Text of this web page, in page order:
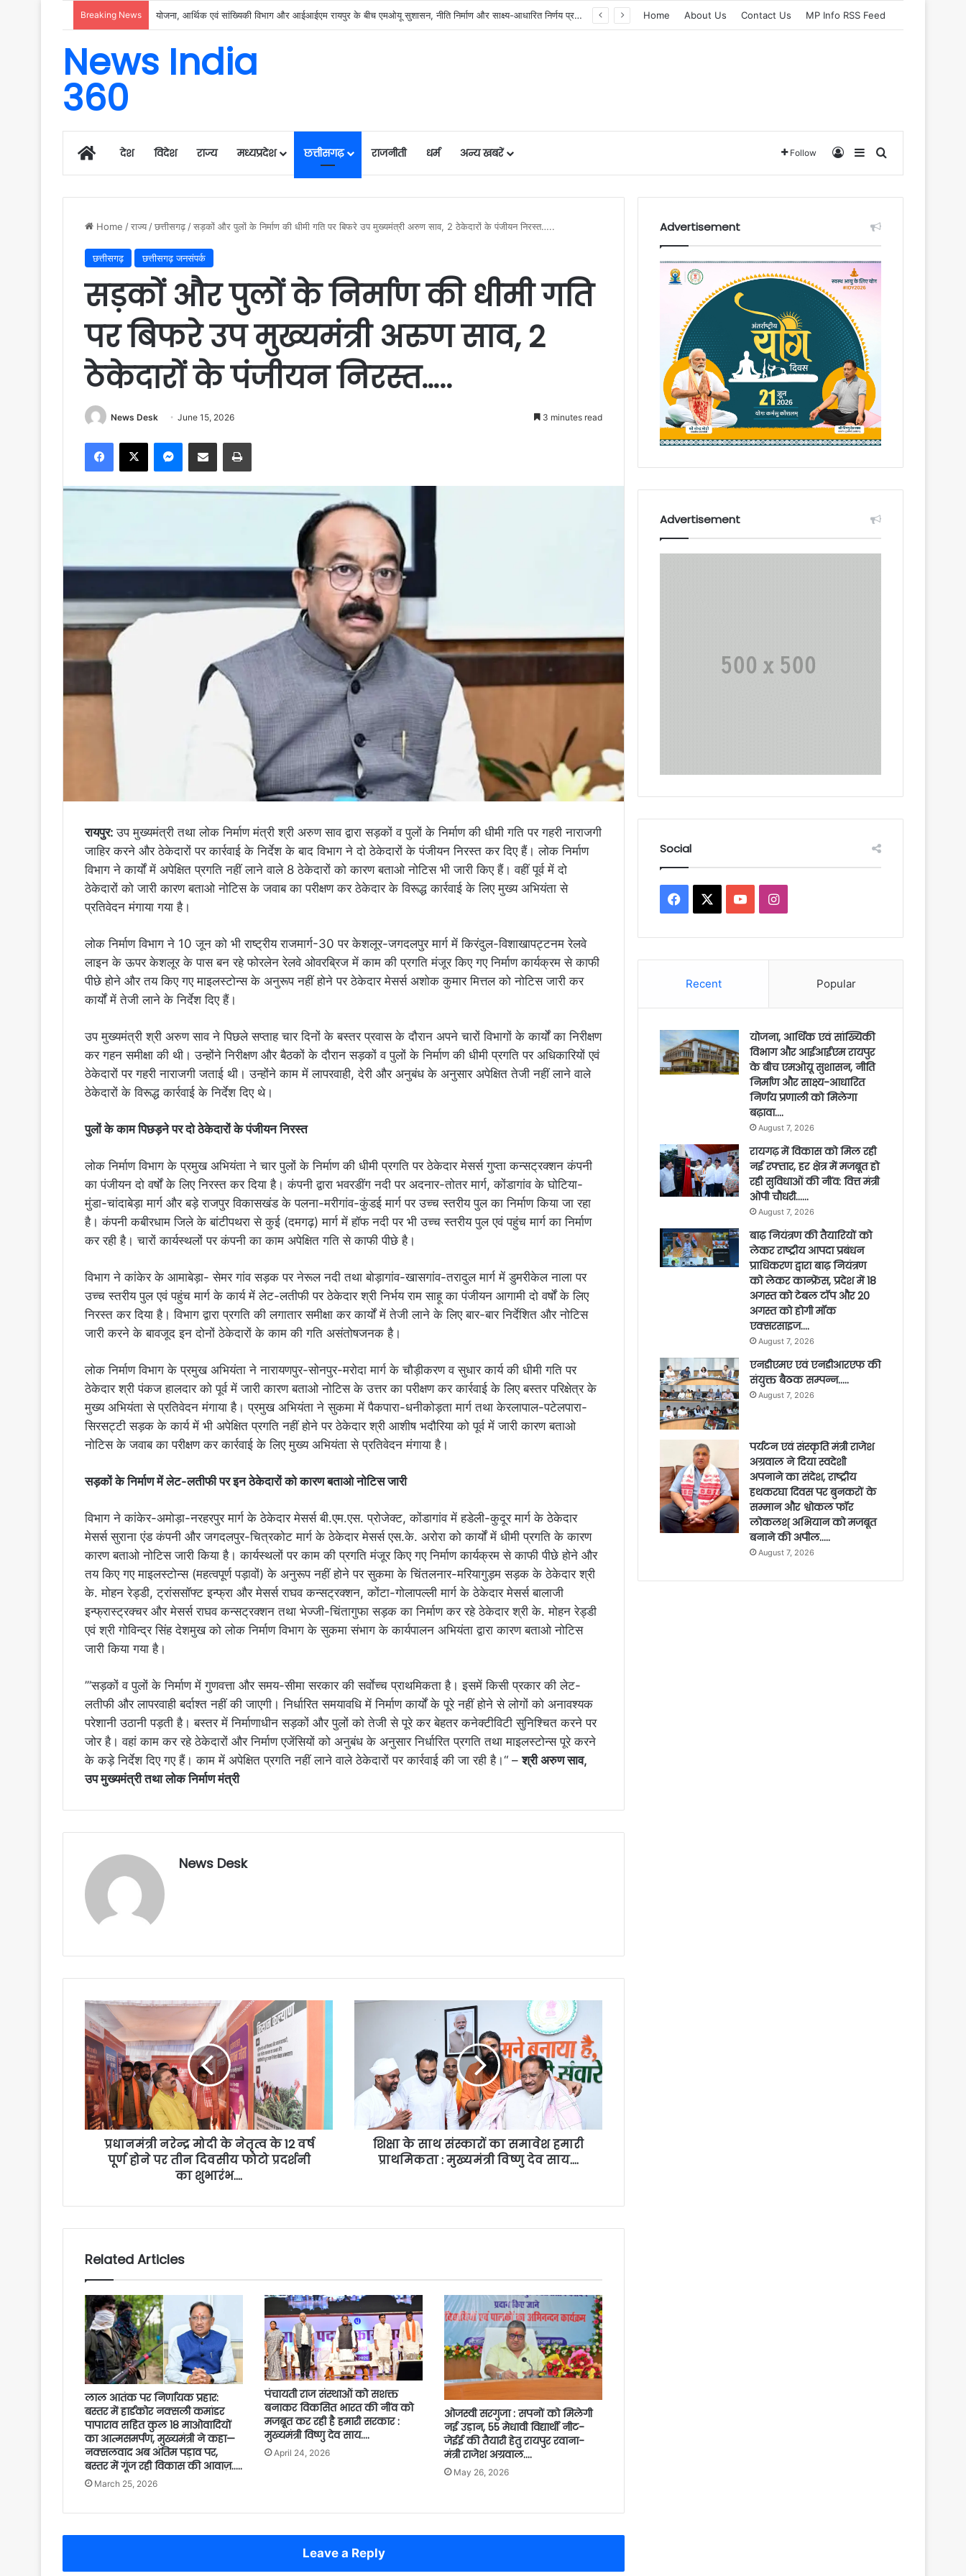
Breaking News रायगढ़ में विकास को मिल रही नई रफ्तार, हर क्षेत्र में मजबूत हो रही सुविधाओं की नींव: वित्त मंत्री ओपी चौधरी…… Home About Us Contact Us MP Info RSS Feed
News India
360
Homeदेश विदेश राज्य मध्यप्रदेश छत्तीसगढ़ राजनीती धर्म अन्य खबरें Follow Log InSidebarSearch for
Home /राज्य /छत्तीसगढ़ /सड़कों और पुलों के निर्माण की धीमी गति पर बिफरे उप मुख्यमंत्री अरुण साव, 2 ठेकेदारों के पंजीयन निरस्त…..
छत्तीसगढ़ छत्तीसगढ़ जनसंपर्क
सड़कों और पुलों के निर्माण की धीमी गति
पर बिफरे उप मुख्यमंत्री अरुण साव, 2
ठेकेदारों के पंजीयन निरस्त…..
News Desk June 15, 2026 3 minutes read
Facebook
X Messenger
Share via Email Print
रायपुर:उप मुख्यमंत्री तथा लोक निर्माण मंत्री श्री अरुण साव द्वारा सड़कों व पुलों के निर्माण की धीमी गति पर गहरी नाराजगी
जाहिर करने और ठेकेदारों पर कार्रवाई के निर्देश के बाद विभाग ने दो ठेकेदारों के पंजीयन निरस्त कर दिए हैं। लोक निर्माण
विभाग ने कार्यों में अपेक्षित प्रगति नहीं लाने वाले 8 ठेकेदारों को कारण बताओ नोटिस भी जारी किए हैं। वहीं पूर्व में दो
ठेकेदारों को जारी कारण बताओ नोटिस के जवाब का परीक्षण कर ठेकेदार के विरूद्ध कार्रवाई के लिए मुख्य अभियंता से
प्रतिवेदन मंगाया गया है।
लोक निर्माण विभाग ने 10 जून को भी राष्ट्रीय राजमार्ग-30 पर केशलूर-जगदलपुर मार्ग में किरंदुल-विशाखापट्टनम रेलवे
लाइन के ऊपर केशलूर के पास बन रहे फोरलेन रेलवे ओवरब्रिज में काम की प्रगति मंजूर किए गए निर्माण कार्यक्रम से काफी
पीछे होने और तय किए गए माइलस्टोन्स के अनुरूप नहीं होने पर ठेकेदार मेसर्स अशोक कुमार मित्तल को नोटिस जारी कर
कार्यों में तेजी लाने के निर्देश दिए हैं।
उप मुख्यमंत्री श्री अरुण साव ने पिछले सप्ताह चार दिनों के बस्तर प्रवास के दौरान अपने चारों विभागों के कार्यों का निरीक्षण
कर गहन समीक्षा की थी। उन्होंने निरीक्षण और बैठकों के दौरान सड़कों व पुलों के निर्माण की धीमी प्रगति पर अधिकारियों एवं
ठेकेदारों पर गहरी नाराजगी जताई थी। उन्होंने काम में लापरवाही, देरी और अनुबंध के अनुसार अपेक्षित तेजी नहीं लाने वाले
ठेकेदारों के विरूद्ध कार्रवाई के निर्देश दिए थे।
पुलों के काम पिछड़ने पर दो ठेकेदारों के पंजीयन निरस्त
लोक निर्माण विभाग के प्रमुख अभियंता ने चार पुलों के निर्माण की धीमी प्रगति पर ठेकेदार मेसर्स गुप्ता कन्सट्रक्शन कंपनी
का पंजीयन दो वर्षों के लिए निरस्त कर दिया है। कंपनी द्वारा भवरडींग नदी पर अदनार-तोतर मार्ग, कोंडागांव के घोटिया-
मुंडा-चांदाबेड़ा मार्ग और बड़े राजपुर विकासखंड के पलना-मरीगांव-कुंडई मार्ग पर उच्च स्तरीय पुल का निर्माण किया जा रहा
है। कंपनी कबीरधाम जिले के बांटीपथरा से कुई (दमगढ़) मार्ग में हॉफ नदी पर भी उच्च स्तरीय पुल एवं पहुंच मार्ग का निर्माण
कर रही है। चारों कार्यस्थलों पर कंपनी का काम अपेक्षित गति से काफी पीछे है।
विभाग ने कांकेर के आमाबेड़ा- सेमर गांव सड़क पर नेरूल नदी तथा बोड़ागांव-खासगांव-तरादुल मार्ग में डुमरीकेल नाला पर
उच्च स्तरीय पुल एवं पहुंच मार्ग के कार्य में लेट-लतीफी पर ठेकेदार श्री निर्भय राम साहू का पंजीयन आगामी दो वर्षों के लिए
निरस्त कर दिया है। विभाग द्वारा प्रगति की लगातार समीक्षा कर कार्यों में तेजी लाने के लिए बार-बार निर्देशित और नोटिस
जारी करने के बावजूद इन दोनों ठेकेदारों के काम की गति असंतोषजनक है।
लोक निर्माण विभाग के प्रमुख अभियंता ने नारायणपुर-सोनपुर-मरोदा मार्ग के चौड़ीकरण व सुधार कार्य की धीमी गति पर
ठेकेदार श्री पंकज हालदार को पूर्व में जारी कारण बताओ नोटिस के उत्तर का परीक्षण कर कार्रवाई के लिए बस्तर परिक्षेत्र के
मुख्य अभियंता से प्रतिवेदन मंगाया है। प्रमुख अभियंता ने सुकमा में पैकपारा-धनीकोड़ता मार्ग तथा केरलापाल-पटेलपारा-
सिरसट्टी सड़क के कार्य में भी अपेक्षित प्रगति नहीं होने पर ठेकेदार श्री आशीष भदौरिया को पूर्व में जारी कारण बताओ
नोटिस के जवाब का परीक्षण कर कार्रवाई के लिए मुख्य अभियंता से प्रतिवेदन मंगाया है।
सड़कों के निर्माण में लेट-लतीफी पर इन ठेकेदारों को कारण बताओ नोटिस जारी
विभाग ने कांकेर-अमोड़ा-नरहरपुर मार्ग के ठेकेदार मेसर्स बी.एम.एस. प्रोजेक्ट, कोंडागांव में हडेली-कुदूर मार्ग के ठेकेदार
मेसर्स सुराना एंड कंपनी और जगदलपुर-चित्रकोट मार्ग के ठेकेदार मेसर्स एस.के. अरोरा को कार्यों में धीमी प्रगति के कारण
कारण बताओ नोटिस जारी किया है। कार्यस्थलों पर काम की प्रगति मंजूर किए गए निर्माण कार्यक्रम से काफी पीछे होने और
तय किए गए माइलस्टोन्स (महत्वपूर्ण पड़ावों) के अनुरूप नहीं होने पर सुकमा के चिंतलनार-मरियागुड़म सड़क के ठेकेदार श्री
के. मोहन रेड्डी, ट्रांससॉफ्ट इन्फ्रा और मेसर्स राघव कन्सट्रक्शन, कोंटा-गोलापल्ली मार्ग के ठेकेदार मेसर्स बालाजी
इन्फ्रास्ट्रक्चर और मेसर्स राघव कन्सट्रक्शन तथा भेज्जी-चिंतागुफा सड़क का निर्माण कर रहे ठेकेदार श्री के. मोहन रेड्डी
एवं श्री गोविन्द्र सिंह देशमुख को लोक निर्माण विभाग के सुकमा संभाग के कार्यपालन अभियंता द्वारा कारण बताओ नोटिस
जारी किया गया है।
’”सड़कों व पुलों के निर्माण में गुणवत्ता और समय-सीमा सरकार की सर्वाेच्च प्राथमिकता है। इसमें किसी प्रकार की लेट-
लतीफी और लापरवाही बर्दाश्त नहीं की जाएगी। निर्धारित समयावधि में निर्माण कार्यों के पूरे नहीं होने से लोगों को अनावश्यक
परेशानी उठानी पड़ती है। बस्तर में निर्माणाधीन सड़कों और पुलों को तेजी से पूरे कर बेहतर कनेक्टीविटी सुनिश्चित करने पर
जोर है। वहां काम कर रहे ठेकेदारों और निर्माण एजेंसियों को अनुबंध के अनुसार निर्धारित प्रगति तथा माइलस्टोन्स पूरे करने
के कड़े निर्देश दिए गए हैं। काम में अपेक्षित प्रगति नहीं लाने वाले ठेकेदारों पर कार्रवाई की जा रही है।“ –श्री अरुण साव,
उप मुख्यमंत्री तथा लोक निर्माण मंत्री
News Desk
प्रधानमंत्री नरेन्द्र मोदी के नेतृत्व के 12 वर्ष
पूर्ण होने पर तीन दिवसीय फोटो प्रदर्शनी
का शुभारंभ….
शिक्षा के साथ संस्कारों का समावेश हमारी
प्राथमिकता : मुख्यमंत्री विष्णु देव साय….
Related Articles
लाल आतंक पर निर्णायक प्रहार:
बस्तर में हार्डकोर नक्सली कमांडर
पापाराव सहित कुल 18 माओवादियों
का आत्मसमर्पण, मुख्यमंत्री ने कहा—
नक्सलवाद अब अंतिम पड़ाव पर,
बस्तर में गूंज रही विकास की आवाज़…..
March 25, 2026
पंचायती राज संस्थाओं को सशक्त
बनाकर विकसित भारत की नींव को
मजबूत कर रही है हमारी सरकार :
मुख्यमंत्री विष्णु देव साय….
April 24, 2026
ओजस्वी सरगुजा : सपनों को मिलेगी
नई उड़ान, 55 मेधावी विद्यार्थी नीट-
जेईई की तैयारी हेतु रायपुर रवाना-
मंत्री राजेश अग्रवाल….
May 26, 2026
Leave a Reply
Advertisement
Advertisement
Social
Facebook YouTubeInstagram
Recent Popular
योजना, आर्थिक एवं सांख्यिकी
विभाग और आईआईएम रायपुर
के बीच एमओयू सुशासन, नीति
निर्माण और साक्ष्य-आधारित
निर्णय प्रणाली को मिलेगा
बढ़ावा….
August 7, 2026
रायगढ़ में विकास को मिल रही
नई रफ्तार, हर क्षेत्र में मजबूत हो
रही सुविधाओं की नींव: वित्त मंत्री
ओपी चौधरी……
August 7, 2026
बाढ़ नियंत्रण की तैयारियों को
लेकर राष्ट्रीय आपदा प्रबंधन
प्राधिकरण द्वारा बाढ़ नियंत्रण
को लेकर कान्फ्रेंस, प्रदेश में 18
अगस्त को टेबल टॉप और 20
अगस्त को होगी मॉक
एक्सरसाइज….
August 7, 2026
एनडीएमए एवं एनडीआरएफ की
संयुक्त बैठक सम्पन्न…..
August 7, 2026
पर्यटन एवं संस्कृति मंत्री राजेश
अग्रवाल ने दिया स्वदेशी
अपनाने का संदेश, राष्ट्रीय
हथकरघा दिवस पर बुनकरों के
सम्मान और श्वोकल फॉर
लोकलश् अभियान को मजबूत
बनाने की अपील…..
August 7, 2026